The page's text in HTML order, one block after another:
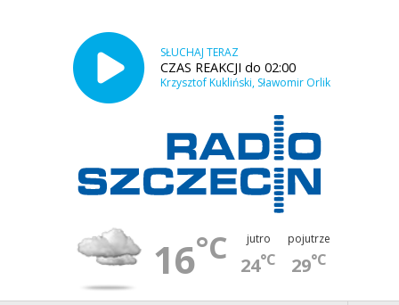
SŁUCHAJ TERAZ
CZAS REAKCJI do 02:00
Krzysztof Kukliński, Sławomir Orlik
16°C jutro
24°C
pojutrze
29°C